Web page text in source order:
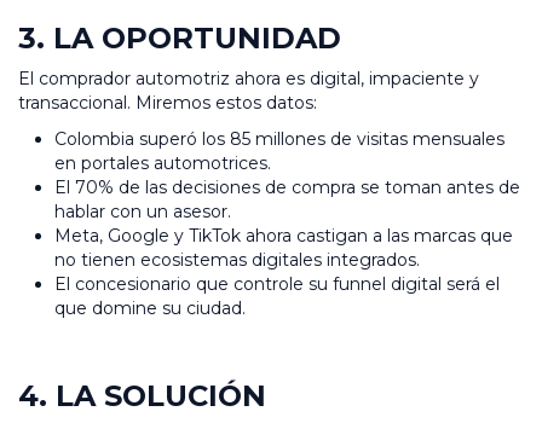
3. LA OPORTUNIDAD
El comprador automotriz ahora es digital, impaciente y
transaccional. Miremos estos datos:
Colombia superó los 85 millones de visitas mensuales
en portales automotrices.
El 70% de las decisiones de compra se toman antes de
hablar con un asesor.
Meta, Google y TikTok ahora castigan a las marcas que
no tienen ecosistemas digitales integrados.
El concesionario que controle su funnel digital será el
que domine su ciudad.
4. LA SOLUCIÓN